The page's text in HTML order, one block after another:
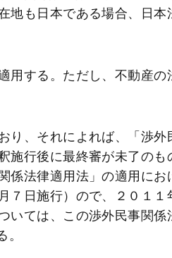
地も日本である場合、日本
用する。ただし、不動産の
り、それによれば、「渉外
施行後に最終審が未了のも
係法律適用法」の適用にお
７日施行）ので、２０１１
いては、この渉外民事関係